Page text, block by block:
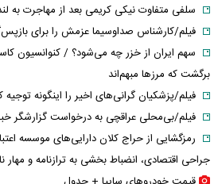
سلفی متفاوت نیکی کریمی بعد از مهاجرت به
فیلم/کارشناس صداوسیما عزمش را برای
سهم ایران از خزر چه می‌شود؟ / کنوانسیون
برگشت که مرزها مبهم‌اند
فیلم/پزشکیان گرانی‌های اخیر را اینگونه توجیه
فیلم/بی‌محلی عراقچی به درخواست گزارشگر
رمزگشایی از حراج کلان دارایی‌های موسسه
جراحی اقتصادی، انضباط‌ بخشی به ترازنامه و مهار